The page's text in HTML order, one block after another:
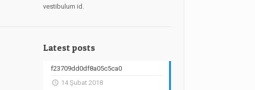
vestibulum id.
Latest posts
f23709dd0df8a05c5ca0
14 Şubat 2018